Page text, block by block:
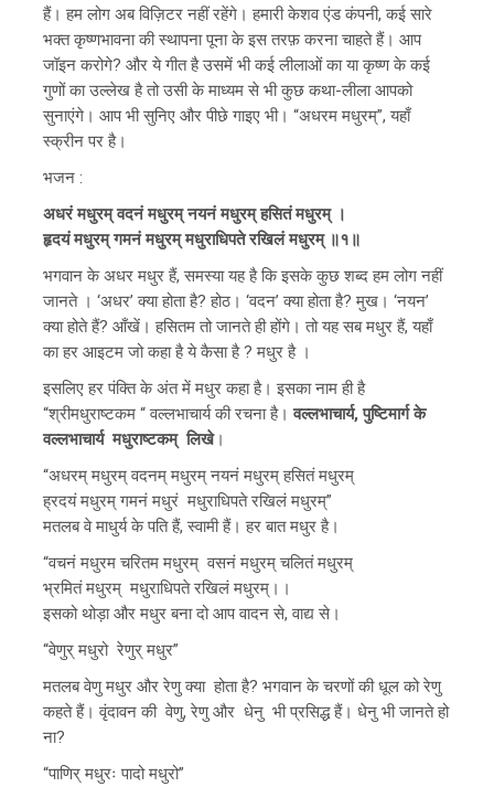
हैं। हम लोग अब विज़िटर नहीं रहेंगे। हमारी केशव एंड कंपनी, कई सारे
भक्त कृष्णभावना की स्थापना पूना के इस तरफ़ करना चाहते हैं। आप
जॉइन करोगे? और ये गीत है उसमें भी कई लीलाओं का या कृष्ण के कई
गुणों का उल्लेख है तो उसी के माध्यम से भी कुछ कथा-लीला आपको
सुनाएंगे। आप भी सुनिए और पीछे गाइए भी। “अधरम मधुरम्”, यहाँ
स्क्रीन पर है।
भजन :
अधरं मधुरम् वदनं मधुरम् नयनं मधुरम् हसितं मधुरम् ।
हृदयं मधुरम् गमनं मधुरम् मधुराधिपते रखिलं मधुरम् ॥१॥
भगवान के अधर मधुर हैं, समस्या यह है कि इसके कुछ शब्द हम लोग नहीं
जानते । ‘अधर’ क्या होता है? होठ। ‘वदन’ क्या होता है? मुख। ‘नयन’
क्या होते हैं? आँखें। हसितम तो जानते ही होंगे। तो यह सब मधुर हैं, यहाँ
का हर आइटम जो कहा है ये कैसा है ? मधुर है ।
इसलिए हर पंक्ति के अंत में मधुर कहा है। इसका नाम ही है
“श्रीमधुराष्टकम “ वल्लभाचार्य की रचना है।वल्लभाचार्य, पुष्टिमार्ग के
वल्लभाचार्य मधुराष्टकम् लिखे।
“अधरम् मधुरम् वदनम् मधुरम् नयनं मधुरम् हसितं मधुरम्
ह्रदयं मधुरम् गमनं मधुरं मधुराधिपते रखिलं मधुरम्”
मतलब वे माधुर्य के पति हैं, स्वामी हैं। हर बात मधुर है।
“वचनं मधुरम चरितम मधुरम् वसनं मधुरम् चलितं मधुरम्
भ्रमितं मधुरम् मधुराधिपते रखिलं मधुरम्।।
इसको थोड़ा और मधुर बना दो आप वादन से, वाद्य से।
“वेणुर् मधुरो रेणुर् मधुर”
मतलब वेणु मधुर और रेणु क्या होता है? भगवान के चरणों की धूल को रेणु
कहते हैं। वृंदावन की वेणु, रेणु और धेनु भी प्रसिद्ध हैं। धेनु भी जानते हो
ना?
“पाणिर् मधुरः पादो मधुरो”